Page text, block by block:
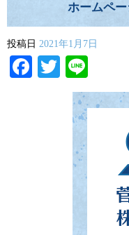
ホームペ
投稿日 2021年1月7日
Facebook
Twitter